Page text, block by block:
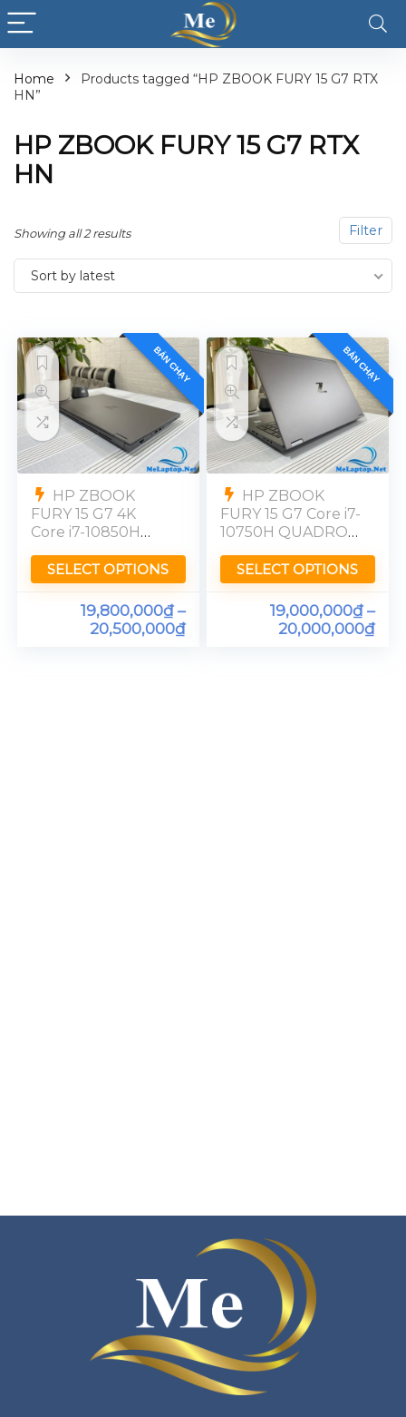
Home
Products tagged “HP ZBOOK FURY 15 G7 RTX
HN”
HP ZBOOK FURY 15 G7 RTX
HN
Filter
Showing all 2 results
Sort by latest
BÁN CHẠY
HP ZBOOK
FURY 15 G7 4K
Core i7-10850H
RAM 16GB UHD
SELECT OPTIONS
19,800,000₫–
20,500,000₫
BÁN CHẠY
HP ZBOOK
FURY 15 G7 Core i7-
10750H QUADRO
16GB
SELECT OPTIONS
19,000,000₫–
20,000,000₫